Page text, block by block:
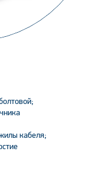
кабеля;